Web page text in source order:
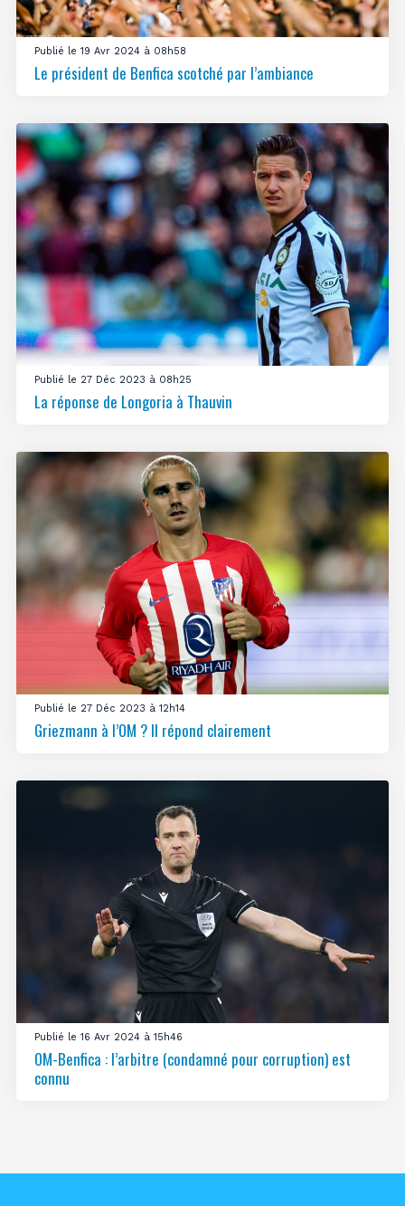
Publié le 19 Avr 2024 à 08h58
Le président de Benfica scotché par l’ambiance
Publié le 27 Déc 2023 à 08h25
La réponse de Longoria à Thauvin
Publié le 27 Déc 2023 à 12h14
Griezmann à l’OM ? Il répond clairement
Publié le 16 Avr 2024 à 15h46
OM-Benfica : l’arbitre (condamné pour corruption) est
connu